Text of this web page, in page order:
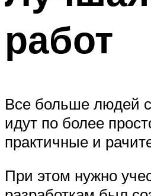
работ
Все больше людей
идут по более
практичные и
При этом нужно